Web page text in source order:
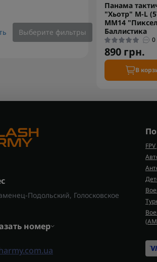
Выберите фильтры
Панама
"Хьотр" M-L
ММ14
Баллистика
0
890 грн.
В
Подольский, Голосковское
номер